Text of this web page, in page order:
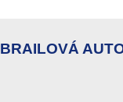
BRAILOVÁ